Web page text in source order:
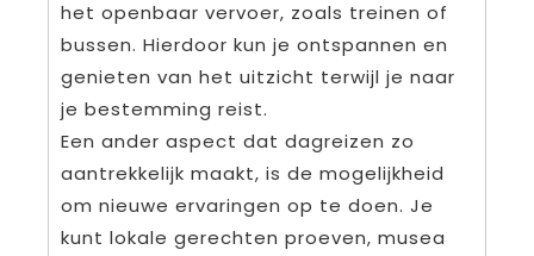
het openbaar vervoer, zoals treinen of
bussen. Hierdoor kun je ontspannen en
genieten van het uitzicht terwijl je naar
je bestemming reist.
Een ander aspect dat dagreizen zo
aantrekkelijk maakt, is de mogelijkheid
om nieuwe ervaringen op te doen. Je
kunt lokale gerechten proeven, musea